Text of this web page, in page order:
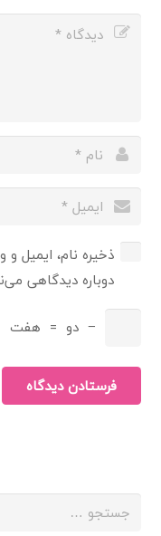
ذخیره نام، ایمیل
دوباره دیدگاهی
− دو = هفت
فرستادن دیدگاه
جستجو